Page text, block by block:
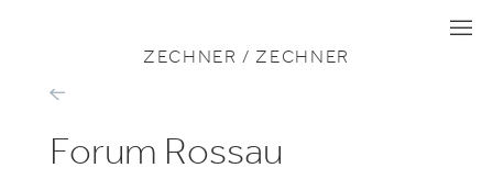
I
I
I
ZECHNER / ZECHNER
IL
Forum Rossau